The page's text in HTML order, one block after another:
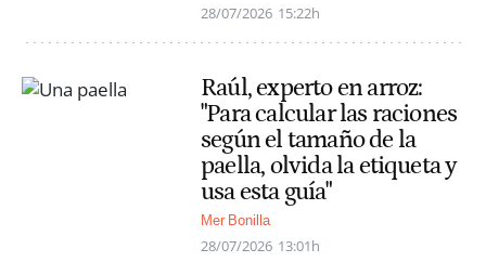
28/07/2026 15:22h
Raúl, experto en arroz:
"Para calcular las raciones
según el tamaño de la
paella, olvida la etiqueta y
usa esta guía"
Mer Bonilla
28/07/2026 13:01h